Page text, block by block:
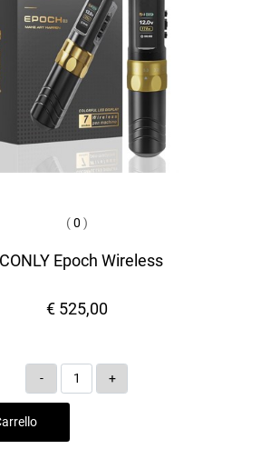
(0 )
Epoch Wireless
€ 525,00
Quantità